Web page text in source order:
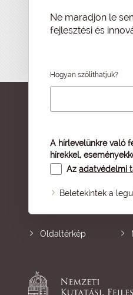
Ne maradjon le
fejlesztési és
Hogyan szólíthatjuk?
A hírlevelünkre való
hírekkel,
Az adatvédelmi
Beletekintek a
Oldaltérkép